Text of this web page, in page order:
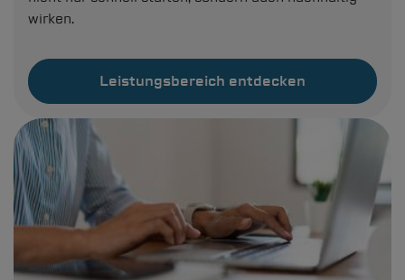
wirken.
Leistungsbereich entdecken